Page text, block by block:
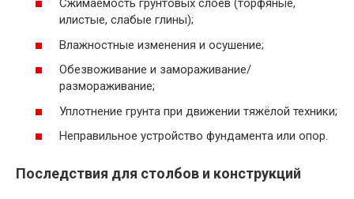
Сжимаемость грунтовых слоёв (торфяные,
илистые, слабые глины);
Влажностные изменения и осушение;
Обезвоживание и замораживание/
размораживание;
Уплотнение грунта при движении тяжёлой техники;
Неправильное устройство фундамента или опор.
Последствия для столбов и конструкций